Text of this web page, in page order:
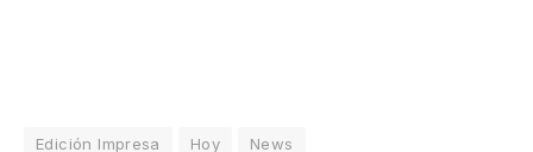
Edición Impresa Hoy News